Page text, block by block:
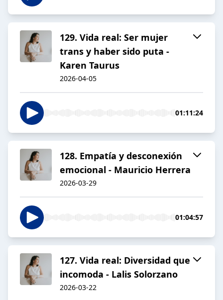
129. Vida real: Ser mujer
trans y haber sido puta -
Karen Taurus
2026-04-05
01:11:24
128. Empatía y desconexión
emocional - Mauricio Herrera
2026-03-29
01:04:57
127. Vida real: Diversidad que
incomoda - Lalis Solorzano
2026-03-22